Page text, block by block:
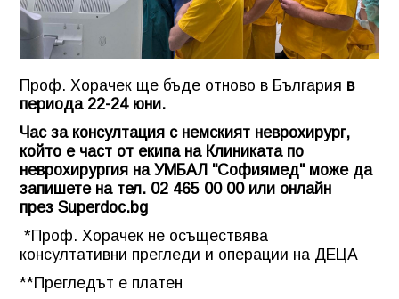
Проф. Хорачек ще бъде отново в България в
периода 22-24 юни.
Час за консултация с немският неврохирург,
който е част от екипа на Клиниката по
неврохирургия на УМБАЛ "Софиямед" може да
запишете на тел. 02 465 00 00 или онлайн
през Superdoc.bg
*Проф. Хорачек не осъществява
консултативни прегледи и операции на ДЕЦА
**Прегледът е платен